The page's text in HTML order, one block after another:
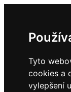
Tyto
cookies a
vylepšení